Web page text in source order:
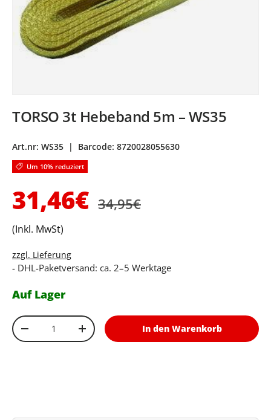
TORSO 3t Hebeband 5m – WS35
Art.nr: WS35 | Barcode: 8720028055630
Um 10% reduziert
Verkaufspreis
31,46€ 34,95€
(Inkl. MwSt)
zzgl. Lieferung
- DHL-Paketversand: ca. 2–5 Werktage
Auf Lager
Anzahl
Menge verringernMenge erhöhenIn den Warenkorb